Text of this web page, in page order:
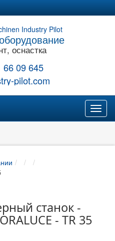
оснастка
66 09 645
pilot.com
станок -
- TR 35